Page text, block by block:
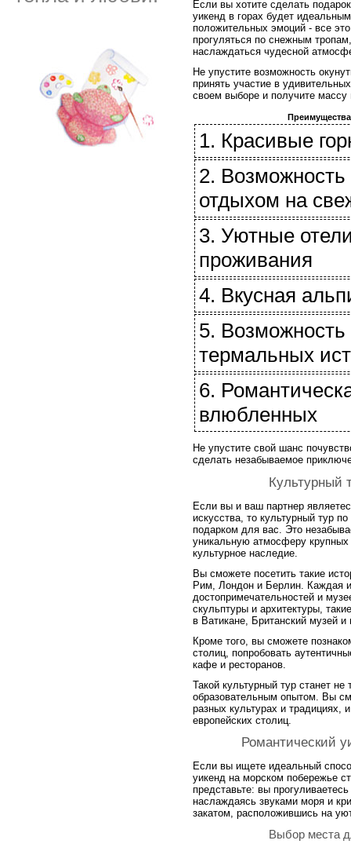
Если вы хотите сделать
уикенд в горах будет
положительных эмоций - все
прогуляться по снежным
наслаждаться чудесной
Не упустите возможность
принять участие в
своем выборе и получите
1. Красивые
2.
отдыхом на
3. Уютные
проживания
4. Вкусная
5. Возможность
термальных
6.
влюбленных
Не упустите свой шанс
сделать незабываемое
Культурный
Если вы и ваш партнер
искусства, то культурный тур
подарком для вас. Это
уникальную атмосферу крупных
культурное наследие.
Вы сможете посетить такие
Рим, Лондон и Берлин. Каждая
достопримечательностей и
скульптуры и архитектуры,
в Ватикане, Британский музей и
Кроме того, вы сможете
столиц, попробовать
кафе и ресторанов.
Такой культурный тур станет
образовательным опытом. Вы
разных культурах и традициях,
европейских столиц.
Романтический
Если вы ищете идеальный
уикенд на морском побережье
представьте: вы
наслаждаясь звуками моря и
закатом, расположившись на
Выбор места